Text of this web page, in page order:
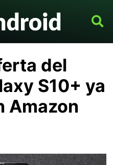
del
S10+ ya
Amazon